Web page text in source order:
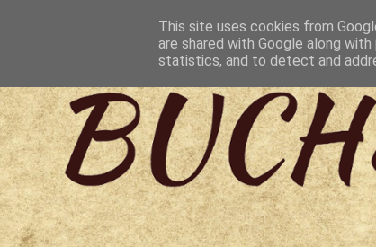
This site uses cookies from
are shared with Google along
statistics, and to detect and